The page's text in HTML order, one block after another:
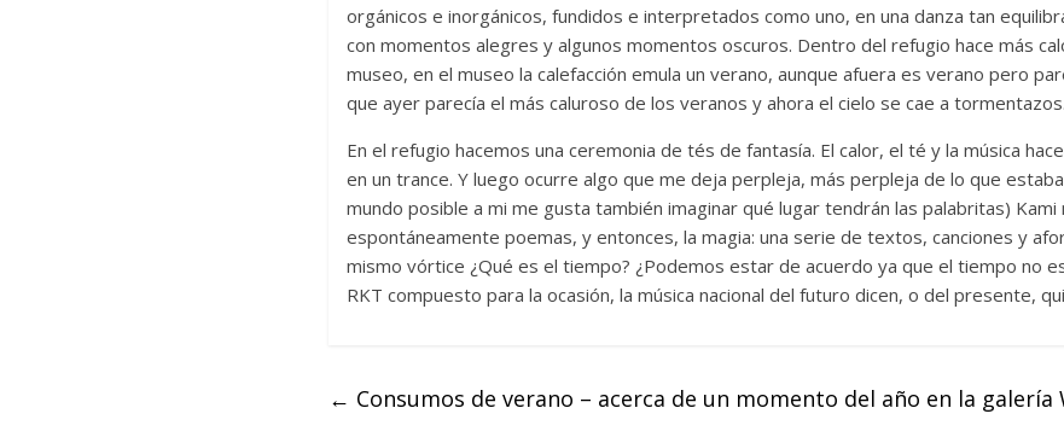
orgánicos e inorgánicos, fundidos e interpretados como uno, en una danza tan
con momentos alegres y algunos momentos oscuros. Dentro del refugio hace más
museo, en el museo la calefacción emula un verano, aunque afuera es verano pero
que ayer parecía el más caluroso de los veranos y ahora el cielo se cae a tormentazos.
En el refugio hacemos una ceremonia de tés de fantasía. El calor, el té y la música
en un trance. Y luego ocurre algo que me deja perpleja, más perpleja de lo que
mundo posible a mi me gusta también imaginar qué lugar tendrán las palabritas)
espontáneamente poemas, y entonces, la magia: una serie de textos, canciones y
mismo vórtice ¿Qué es el tiempo? ¿Podemos estar de acuerdo ya que el tiempo no
RKT compuesto para la ocasión, la música nacional del futuro dicen, o del presente,
← Consumos de verano – acerca de un momento del año en la galería